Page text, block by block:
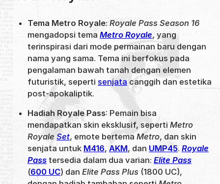
Tema Metro Royale:Royale Pass Season 16
mengadopsi temaMetro Royale, yang
terinspirasi dari mode permainan baru dengan
nama yang sama. Tema ini berfokus pada
pengalaman bawah tanah dengan elemen
futuristik, seperti senjatacanggih dan estetika
post-apokaliptik.
Hadiah Royale Pass: Pemain bisa
mendapatkan skin eksklusif, seperti Metro
RoyaleSet, emote bertema Metro, dan skin
senjata untuk M416, AKM, danUMP45.Royale
Pass tersedia dalam dua varian:Elite Pass
(600 UC) danElite Pass Plus (1800 UC),